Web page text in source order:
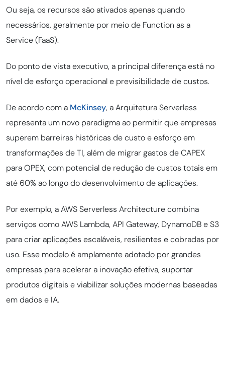
Ou seja, os recursos são ativados apenas quando
necessários, geralmente por meio de Function as a
Service (FaaS).
Do ponto de vista executivo, a principal diferença está no
nível de esforço operacional e previsibilidade de custos.
De acordo com a McKinsey, a Arquitetura Serverless
representa um novo paradigma ao permitir que empresas
superem barreiras históricas de custo e esforço em
transformações de TI, além de migrar gastos de CAPEX
para OPEX, com potencial de redução de custos totais em
até 60% ao longo do desenvolvimento de aplicações.
Por exemplo, a AWS Serverless Architecture combina
serviços como AWS Lambda, API Gateway, DynamoDB e S3
para criar aplicações escaláveis, resilientes e cobradas por
uso. Esse modelo é amplamente adotado por grandes
empresas para acelerar a inovação efetiva, suportar
produtos digitais e viabilizar soluções modernas baseadas
em dados e IA.